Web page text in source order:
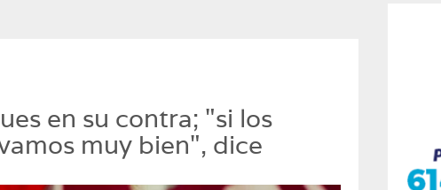
en su contra; "si los
muy bien", dice